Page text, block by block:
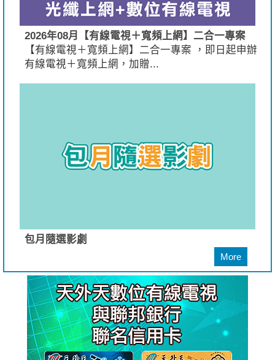
2026年08月【有線電視＋寬頻上網】二合一專案
【有線電視＋寬頻上網】二合一專案 ，即日起申辦
有線電視＋寬頻上網，加贈...
包月隨選影劇
More